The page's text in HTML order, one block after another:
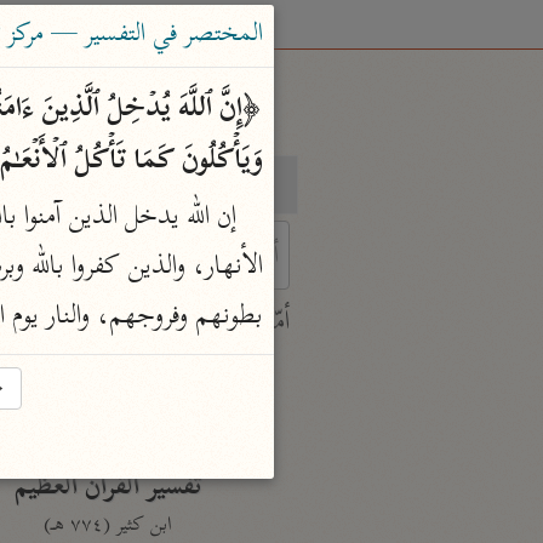
بحث تفسير
characters for results.
أمّهات
جامع البيان
تفسير القرآن العظيم
ابن كثير (٧٧٤ هـ)
المختصر في التفسير — مركز
وَیَأۡكُلُونَ كَمَا تَأۡكُلُ
بطونهم وفروجهم، والنار